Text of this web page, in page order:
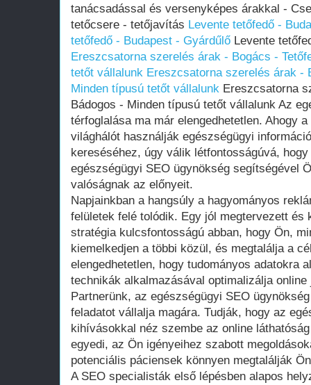
tanácsadással és versenyképes árakkal -
tetőcsere - tetőjavítás Levente tetőfedő -
tetőfedő - Budapest - Gyárdűlő Levente
Ereszcsatorna szerelés árak - Bogács -
tetőt vállalunk Ereszcsatorna szerelés árak -
Minden típusú tetőt vállalunk Ereszcsatorna
Bádogos - Minden típusú tetőt vállalunk Az
térfoglalása ma már elengedhetetlen. Ahogy
világhálót használják egészségügyi
kereséséhez, úgy válik létfontosságúvá,
egészségügyi SEO ügynökség segítségével
valóságnak az előnyeit.
Napjainkban a hangsúly a hagyományos
felületek felé tolódik. Egy jól megtervezett és
stratégia kulcsfontosságú abban, hogy Ön,
kiemelkedjen a többi közül, és megtalálja a
elengedhetetlen, hogy tudományos adatokra
technikák alkalmazásával optimalizálja online
Partnerünk, az egészségügyi SEO
feladatot vállalja magára. Tudják, hogy az
kihívásokkal néz szembe az online
egyedi, az Ön igényeihez szabott
potenciális páciensek könnyen megtalálják
A SEO specialisták első lépésben alapos